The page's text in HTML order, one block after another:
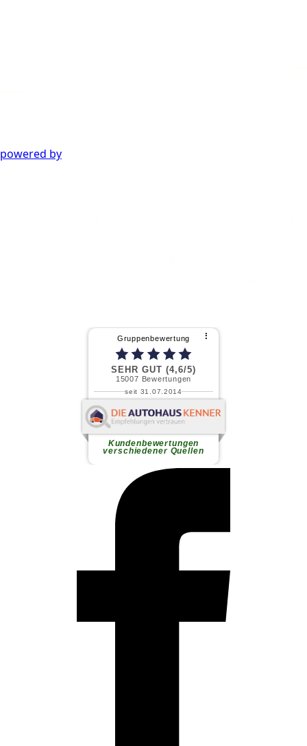
powered by